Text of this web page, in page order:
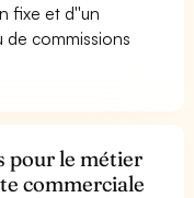
fixe et d''un
de commissions
pour le métier
commerciale